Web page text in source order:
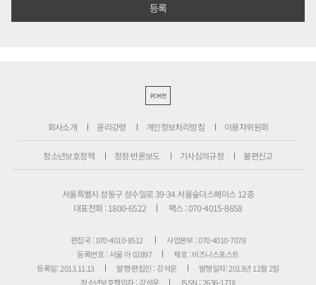
PC버전
회사소개 윤리강령 개인정보처리방침 이용자위원회
청소년보호정책 정정·반론보도 기사심의규정 불편신고
서울특별시 성동구 성수일로 39-34 서울숲더스페이스 12층
대표전화 : 1800-6522
팩스 : 070-4015-8658
편집국 : 070-4010-8512
사업본부 : 070-4010-7078
등록번호 : 서울 아 02897
제호 : 비즈니스포스트
등록일: 2013.11.13
발행·편집인 : 강석운
발행일자: 2013년 12월 2일
청소년보호책임자 : 강석운
ISSN : 2636-171X